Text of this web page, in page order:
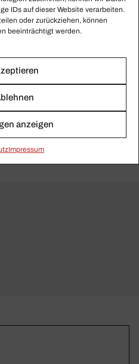
IDs auf dieser Website verarbeiten.
oder zurückziehen, können
beeinträchtigt werden.
anzeigen
Impressum
de France, Alex­
Desplat (Warner
Jetzt bestellen
Jetzt anhören
für Abonnenten!